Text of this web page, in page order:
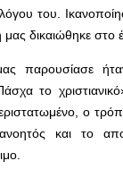
του.
μας δικαιώθηκε στο
παρουσίασε
το
ο
και το